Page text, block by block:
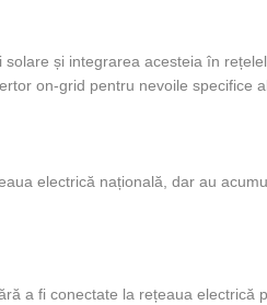
și integrarea acesteia în
on-grid pentru nevoile specifice
electrică națională, dar au
a fi conectate la rețeaua electrică